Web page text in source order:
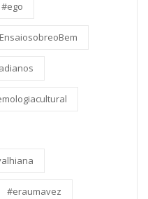
#ego
#eraumavez